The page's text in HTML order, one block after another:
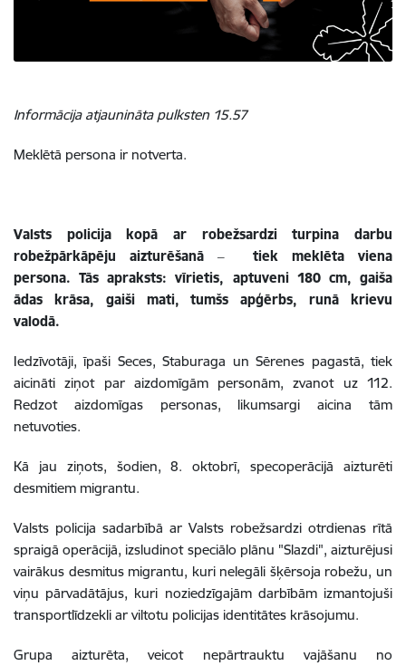
Informācija atjaunināta pulksten 15.57
Meklētā persona ir notverta.
Valsts policija kopā ar robežsardzi turpina darbu
robežpārkāpēju aizturēšanā ‒ tiek meklēta viena
persona. Tās apraksts: vīrietis, aptuveni 180 cm, gaiša
ādas krāsa, gaiši mati, tumšs apģērbs, runā krievu
valodā.
Iedzīvotāji, īpaši Seces, Staburaga un Sērenes pagastā, tiek
aicināti ziņot par aizdomīgām personām, zvanot uz 112.
Redzot aizdomīgas personas, likumsargi aicina tām
netuvoties.
Kā jau ziņots, šodien, 8. oktobrī, specoperācijā aizturēti
desmitiem migrantu.
Valsts policija sadarbībā ar Valsts robežsardzi otrdienas rītā
spraigā operācijā, izsludinot speciālo plānu "Slazdi", aizturējusi
vairākus desmitus migrantu, kuri nelegāli šķērsoja robežu, un
viņu pārvadātājus, kuri noziedzīgajām darbībām izmantojuši
transportlīdzekli ar viltotu policijas identitātes krāsojumu.
Grupa aizturēta, veicot nepārtrauktu vajāšanu no